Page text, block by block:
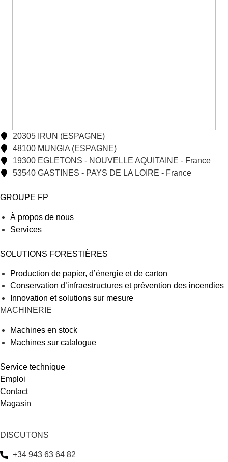
20305 IRUN (ESPAGNE)
48100 MUNGIA (ESPAGNE)
19300 EGLETONS - NOUVELLE AQUITAINE - France
53540 GASTINES - PAYS DE LA LOIRE - France
GROUPE FP
À propos de nous
Services
SOLUTIONS FORESTIÈRES
Production de papier, d’énergie et de carton
Conservation d’infraestructures et prévention des incendies
Innovation et solutions sur mesure
MACHINERIE
Machines en stock
Machines sur catalogue
Service technique
Emploi
Contact
Magasin
DISCUTONS
+34 943 63 64 82